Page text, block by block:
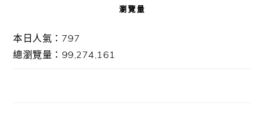
瀏覽量
本日人氣：797
總瀏覽量：99,274,161